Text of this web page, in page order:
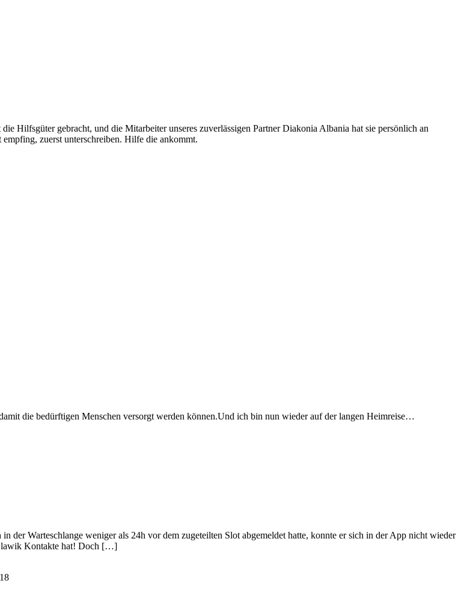
gebracht, und die Mitarbeiter unseres zuverlässigen Partner Diakonia Albania hat sie persönlich an
zuerst unterschreiben. Hilfe die ankommt.
die bedürftigen Menschen versorgt werden können.Und ich bin nun wieder auf der langen Heimreise…
der Warteschlange weniger als 24h vor dem zugeteilten Slot abgemeldet hatte, konnte er sich in der App nicht wieder
Kontakte hat! Doch […]